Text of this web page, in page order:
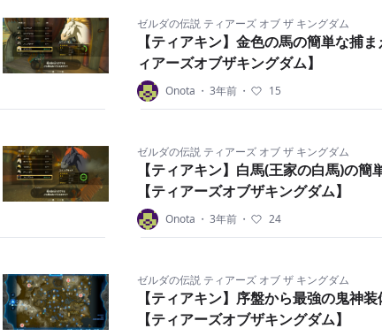
ゼルダの伝説 ティアーズ オブ ザ キングダム
【ティアキン】金色の馬の簡単な捕
ィアーズオブザキングダム】
Onota ・ 3年前 ・ 15
ゼルダの伝説 ティアーズ オブ ザ キングダム
【ティアキン】白馬(王家の白馬)の簡
【ティアーズオブザキングダム】
Onota ・ 3年前 ・ 24
ゼルダの伝説 ティアーズ オブ ザ キングダム
【ティアキン】序盤から最強の鬼神
【ティアーズオブザキングダム】